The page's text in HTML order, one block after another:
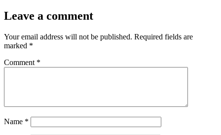
Leave a comment
Your email address will not be published. Required fields are
marked *
Comment *
Name *